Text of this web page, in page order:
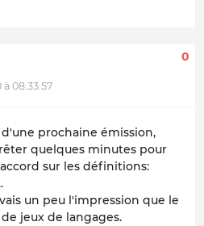
08:33:57
0
prochaine émission,
quelques minutes pour
sur les définitions:
un peu l'impression que le
jeux de langages.